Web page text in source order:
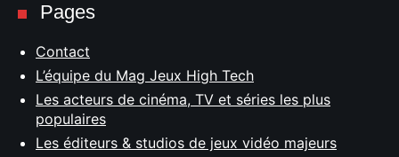
Pages
Contact
L’équipe du Mag Jeux High Tech
Les acteurs de cinéma, TV et séries les plus
populaires
Les éditeurs & studios de jeux vidéo majeurs